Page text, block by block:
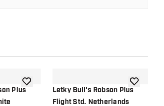
PlusPřidat do seznamu přání
Letky Bull's Robson Plus
Flight Std. Netherlands
Přidat do